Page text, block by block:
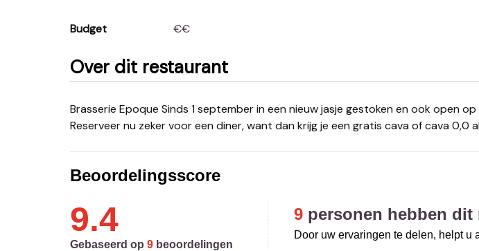
Budget €€
Over dit restaurant
Brasserie Epoque Sinds 1 september in een nieuw jasje gestoken en ook open op weekavonden!
Reserveer nu zeker voor een diner, want dan krijg je een gratis cava of cava 0,0
Beoordelingsscore
9.4
Gebaseerd op 9 beoordelingen
9 personen hebben dit
Door uw ervaringen te delen, helpt u